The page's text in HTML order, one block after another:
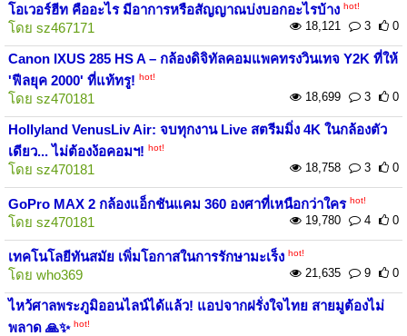
โอเวอร์ฮีท คืออะไร มีอาการหรือสัญญาณบ่งบอกอะไรบ้าง hot!
โดย sz467171 18,121 3 0
Canon IXUS 285 HS A – กล้องดิจิทัลคอมแพคทรงวินเทจ Y2K ที่ให้
'ฟีลยุค 2000' ที่แท้ทรู! hot!
โดย sz470181 18,699 3 0
Hollyland VenusLiv Air: จบทุกงาน Live สตรีมมิ่ง 4K ในกล้องตัว
เดียว... ไม่ต้องง้อคอมฯ! hot!
โดย sz470181 18,758 3 0
GoPro MAX 2 กล้องแอ็กชันแคม 360 องศาที่เหนือกว่าใคร hot!
โดย sz470181 19,780 4 0
เทคโนโลยีทันสมัย เพิ่มโอกาสในการรักษามะเร็ง hot!
โดย who369 21,635 9 0
ไหว้ศาลพระภูมิออนไลน์ได้แล้ว! แอปจากฝรั่งใจไทย สายมูต้องไม่
พลาด 🙏✨ hot!